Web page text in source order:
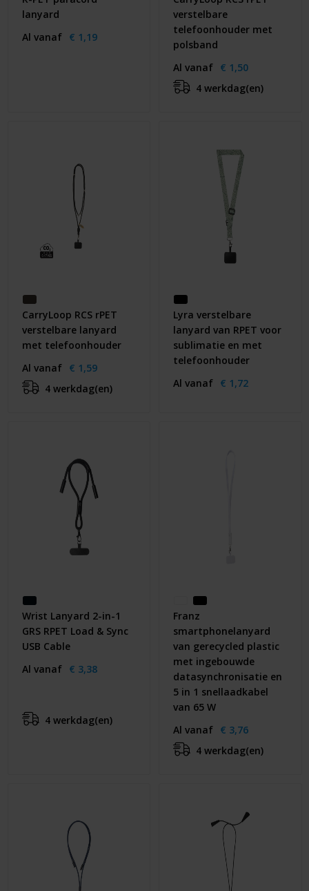
lanyard
Al vanaf € 1,19
verstelbare
telefoonhouder met
polsband
Al vanaf € 1,50
4 werkdag(en)
CarryLoop RCS rPET
verstelbare lanyard
met telefoonhouder
Al vanaf € 1,59
4 werkdag(en)
Lyra verstelbare
lanyard van RPET voor
sublimatie en met
telefoonhouder
Al vanaf € 1,72
Wrist Lanyard 2-in-1
GRS RPET Load & Sync
USB Cable
Al vanaf € 3,38
4 werkdag(en)
Franz
smartphonelanyard
van gerecycled plastic
met ingebouwde
datasynchronisatie en
5 in 1 snellaadkabel
van 65 W
Al vanaf € 3,76
4 werkdag(en)